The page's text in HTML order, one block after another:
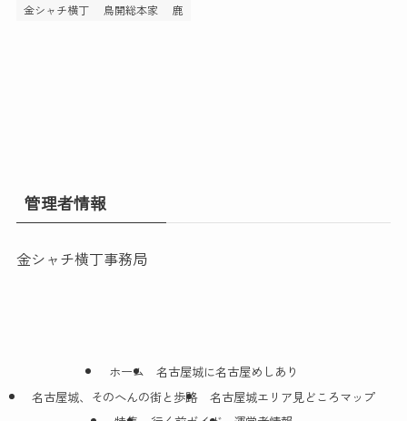
金シャチ横丁
鳥開総本家 鹿
管理者情報
金シャチ横丁事務局
ホーム
名古屋城に名古屋めしあり
名古屋城、そのへんの街と歩路
名古屋城エリア見どころマップ